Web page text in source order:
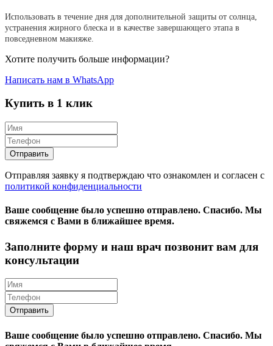
Использовать в течение дня для дополнительной защиты от солнца,
устранения жирного блеска и в качестве завершающего этапа в
повседневном макияже.
Хотите получить больше информации?
Написать нам в WhatsApp
Купить в 1 клик
Отправляя заявку я подтверждаю что ознакомлен и согласен с
политикой конфиденциальности
Ваше сообщение было успешно отправлено. Спасибо. Mы
свяжемся с Вами в ближайшее время.
Заполните форму и наш врач позвонит вам для
консультации
Ваше сообщение было успешно отправлено. Спасибо. Mы